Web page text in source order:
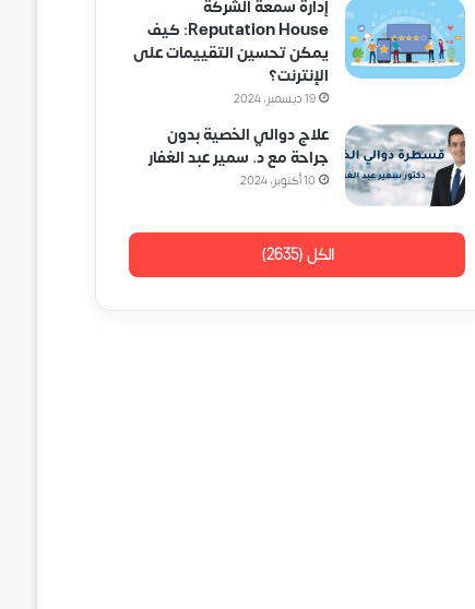
إدارة سمعة الشركة
Reputation House: كيف
يمكن تحسين التقييمات على
الإنترنت؟
19 ديسمبر، 2024
علاج دوالي الخصية بدون
جراحة مع د. سمير عبد الغفار
10 أكتوبر، 2024
الكل (2635)